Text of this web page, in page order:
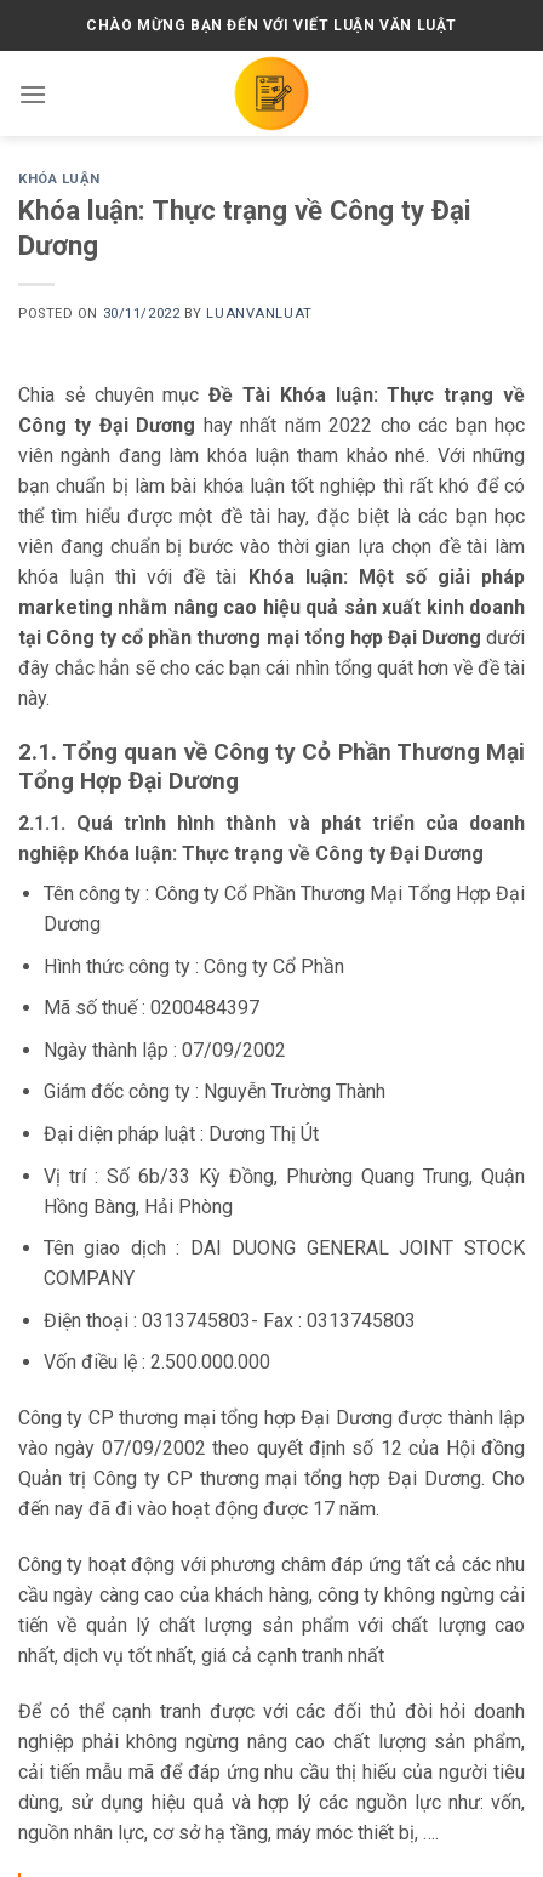
CHÀO MỪNG BẠN ĐẾN VỚI VIẾT LUẬN VĂN LUẬT
KHÓA LUẬN
Khóa luận: Thực trạng về Công ty Đại
Dương
POSTED ON 30/11/2022 BY LUANVANLUAT
Chia sẻ chuyên mụcĐề Tài Khóa luận: Thực trạng về
Công ty Đại Dương hay nhất năm 2022 cho các bạn học
viên ngành đang làm khóa luận tham khảo nhé. Với những
bạn chuẩn bị làm bài khóa luận tốt nghiệp thì rất khó để có
thể tìm hiểu được một đề tài hay, đặc biệt là các bạn học
viên đang chuẩn bị bước vào thời gian lựa chọn đề tài làm
khóa luận thì với đề tài Khóa luận: Một số giải pháp
marketing nhằm nâng cao hiệu quả sản xuất kinh doanh
tại Công ty cổ phần thương mại tổng hợp Đại Dương dưới
đây chắc hẳn sẽ cho các bạn cái nhìn tổng quát hơn về đề tài
này.
2.1. Tổng quan về Công ty Cỏ Phần Thương Mại
Tổng Hợp Đại Dương
2.1.1. Quá trình hình thành và phát triển của doanh
nghiệp Khóa luận: Thực trạng về Công ty Đại Dương
Tên công ty : Công ty Cổ Phần Thương Mại Tổng Hợp Đại
Dương
Hình thức công ty : Công ty Cổ Phần
Mã số thuế : 0200484397
Ngày thành lập : 07/09/2002
Giám đốc công ty : Nguyễn Trường Thành
Đại diện pháp luật : Dương Thị Út
Vị trí : Số 6b/33 Kỳ Đồng, Phường Quang Trung, Quận
Hồng Bàng, Hải Phòng
Tên giao dịch : DAI DUONG GENERAL JOINT STOCK
COMPANY
Điện thoại : 0313745803- Fax : 0313745803
Vốn điều lệ : 2.500.000.000
Công ty CP thương mại tổng hợp Đại Dương được thành lập
vào ngày 07/09/2002 theo quyết định số 12 của Hội đồng
Quản trị Công ty CP thương mại tổng hợp Đại Dương. Cho
đến nay đã đi vào hoạt động được 17 năm.
Công ty hoạt động với phương châm đáp ứng tất cả các nhu
cầu ngày càng cao của khách hàng, công ty không ngừng cải
tiến về quản lý chất lượng sản phẩm với chất lượng cao
nhất, dịch vụ tốt nhất, giá cả cạnh tranh nhất
Để có thể cạnh tranh được với các đối thủ đòi hỏi doanh
nghiệp phải không ngừng nâng cao chất lượng sản phẩm,
cải tiến mẫu mã để đáp ứng nhu cầu thị hiếu của người tiêu
dùng, sử dụng hiệu quả và hợp lý các nguồn lực như: vốn,
nguồn nhân lực, cơ sở hạ tầng, máy móc thiết bị, ….